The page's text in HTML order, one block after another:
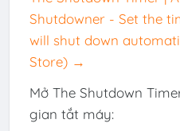
Shutdowner - Set the
will shut down
Store) →
Mở The Shutdown
gian tắt máy: